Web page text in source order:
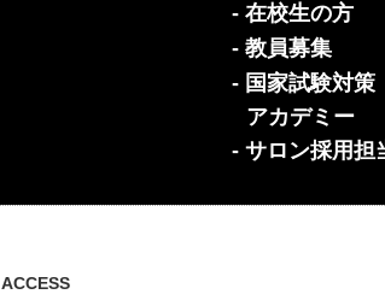
- 在校生の方
- 教員募集
- 国家試験対策
アカデミー
- サロン採用担
ACCESS